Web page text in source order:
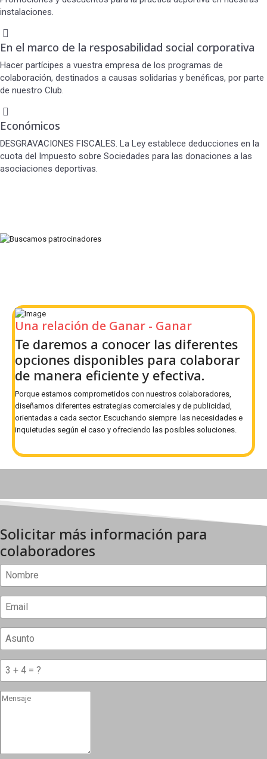
instalaciones.
En el marco de la resposabilidad social corporativa
Hacer partícipes a vuestra empresa de los programas de
colaboración, destinados a causas solidarias y benéficas, por parte
de nuestro Club.
Económicos
DESGRAVACIONES FISCALES. La Ley establece deducciones en la
cuota del Impuesto sobre Sociedades para las donaciones a las
asociaciones deportivas.
Una relación de Ganar - Ganar
Te daremos a conocer las diferentes
opciones disponibles para colaborar
de manera eficiente y efectiva.
Porque estamos comprometidos con nuestros colaboradores,
diseñamos diferentes estrategias comerciales y de publicidad,
orientadas a cada sector. Escuchando siempre las necesidades e
inquietudes según el caso y ofreciendo las posibles soluciones.
Solicitar más información para
colaboradores